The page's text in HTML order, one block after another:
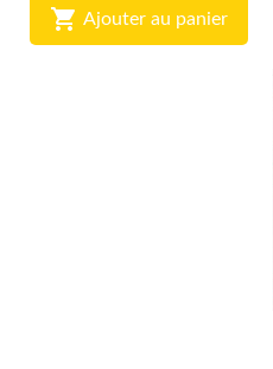
 Ajouter au panier